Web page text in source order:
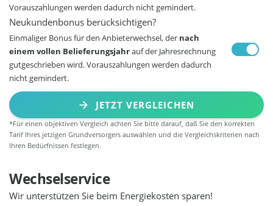
Vorauszahlungen werden dadurch nicht gemindert.
Neukundenbonus berücksichtigen?
Einmaliger Bonus für den Anbieterwechsel, der nach
einem vollen Belieferungsjahrauf der Jahresrechnung
gutgeschrieben wird. Vorauszahlungen werden dadurch
nicht gemindert.
JETZT VERGLEICHEN
*Für einen objektiven Vergleich achten Sie bitte darauf, daß Sie den korrekten
Tarif Ihres jetzigen Grundversorgers auswählen und die Vergleichskriterien nach
Ihren Bedürfnissen festlegen.
Wechselservice
Wir unterstützen Sie beim Energiekosten sparen!